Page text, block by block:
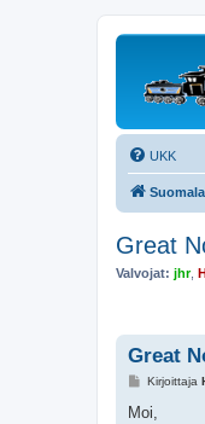
UKK
Great
Valvojat: jhr,
Great
V
e
Kirjoittaja
Moi,